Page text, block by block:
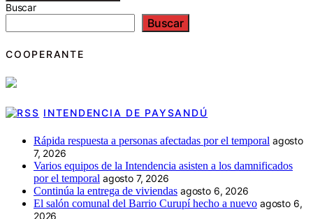
Buscar
Buscar
COOPERANTE
INTENDENCIA DE PAYSANDÚ
Rápida respuesta a personas afectadas por el temporal agosto
7, 2026
Varios equipos de la Intendencia asisten a los damnificados
por el temporal agosto 7, 2026
Continúa la entrega de viviendas agosto 6, 2026
El salón comunal del Barrio Curupí hecho a nuevo agosto 6,
2026